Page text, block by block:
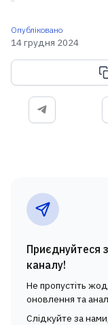
Опубліковано
14 грудня 2024
Приєднуйтеся
каналу!
Не пропустіть
оновлення та
Слідкуйте за